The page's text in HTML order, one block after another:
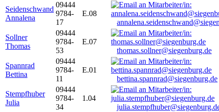
Seidenschwand
Annalena
09444
9784-
17
E.08
Sollner
Thomas
09444
9784-
53
E.07
thomas.sollner@siegenburg.de
Spannrad
Bettina
09444
9784-
11
E.01
bettina.spannrad@siegenburg.de
Stempfhuber
Julia
09444
9784-
34
1.04